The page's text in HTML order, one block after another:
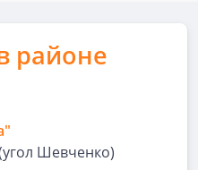
районе
Шевченко)